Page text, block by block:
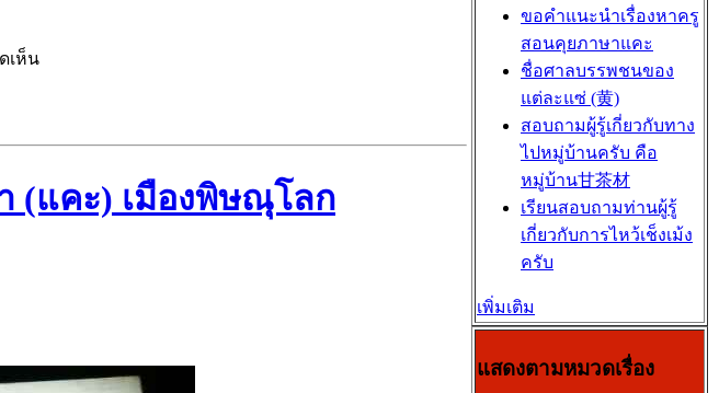
เห็น
(แคะ) เมืองพิษณุโลก
ขอคำแนะนำเรื่องหาครู
สอนคุยภาษาแคะ
ชื่อศาลบรรพชนของ
แต่ละแซ่ (黄)
สอบถามผู้รู้เกี่ยวกับทาง
ไปหมู่บ้านครับ คือ
หมู่บ้าน甘茶材
เรียนสอบถามท่านผู้รู้
เกี่ยวกับการไหว้เช็งเม้ง
ครับ
เพิ่มเติม
แสดงตามหมวดเรื่อง